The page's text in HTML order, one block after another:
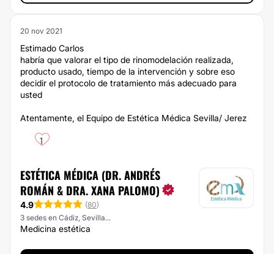
20 nov 2021
Estimado Carlos
habría que valorar el tipo de rinomodelación realizada,
producto usado, tiempo de la intervención y sobre eso
decidir el protocolo de tratamiento más adecuado para
usted
Atentamente, el Equipo de Estética Médica Sevilla/ Jerez
1
ESTÉTICA MÉDICA (DR. ANDRÉS
ROMÁN & DRA. XANA PALOMO)
4.9 (80)
3 sedes en Cádiz, Sevilla...
Medicina estética